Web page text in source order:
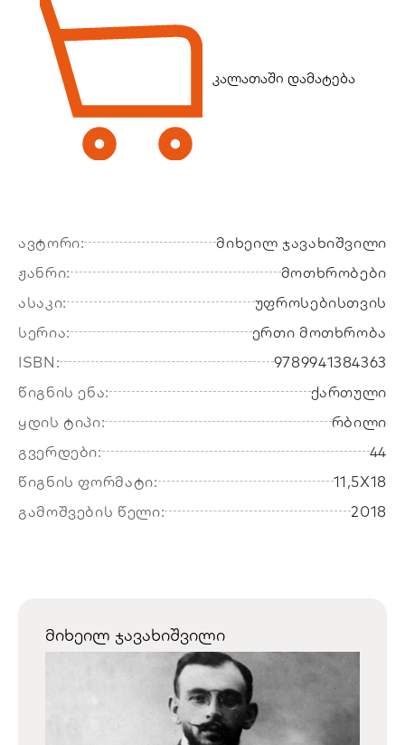
კალათაში დამატება
ავტორი:
მიხეილ ჯავახიშვილი
ჟანრი:
მოთხრობები
ასაკი:
უფროსებისთვის
სერია:
ერთი მოთხრობა
ISBN:
9789941384363
წიგნის ენა:
ქართული
ყდის ტიპი:
რბილი
გვერდები:
44
წიგნის ფორმატი:
11,5X18
გამოშვების წელი:
2018
მიხეილ ჯავახიშვილი